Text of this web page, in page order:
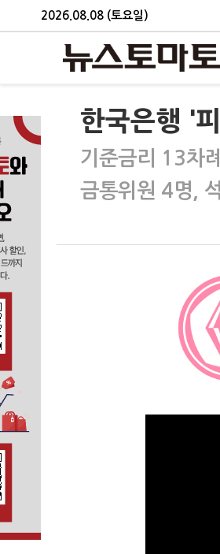
2026.08.08 (토요일)
한국은행 '
기준금리 13차
금통위원 4명,